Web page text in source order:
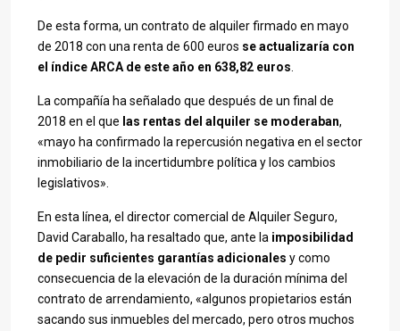
De esta forma, un contrato de alquiler firmado en mayo
de 2018 con una renta de 600 euros se actualizaría con
el índice ARCA de este año en 638,82 euros
La compañía ha señalado que después de un final de
2018 en el que las rentas del alquiler se moderaban,
«mayo ha confirmado la repercusión negativa en el sector
inmobiliario de la incertidumbre política y los cambios
legislativos».
En esta línea, el director comercial de Alquiler Seguro,
David Caraballo, ha resaltado que, ante la imposibilidad
de pedir suficientes garantías adicionales y como
consecuencia de la elevación de la duración mínima del
contrato de arrendamiento, «algunos propietarios están
sacando sus inmuebles del mercado, pero otros muchos